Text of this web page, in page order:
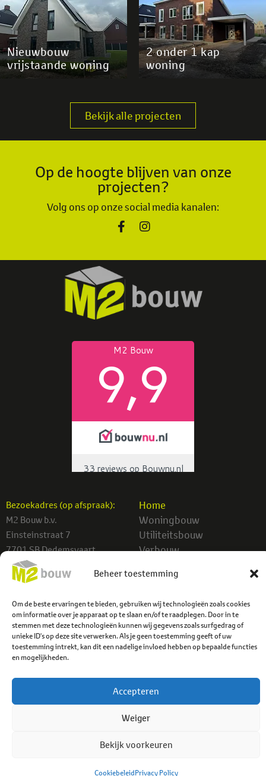
Beheer toestemming
Om de beste ervaringen te bieden, gebruiken wij technologieën zoals cookies
om informatie over je apparaat op te slaan en/of te raadplegen. Door in te
stemmen met deze technologieën kunnen wij gegevens zoals surfgedrag of
unieke ID's op deze site verwerken. Als je geen toestemming geeft of uw
toestemming intrekt, kan dit een nadelige invloed hebben op bepaalde functies
en mogelijkheden.
Accepteren
Weiger
Bekijk voorkeuren
CookiebeleidPrivacy Policy
Nieuwbouw
vrijstaande woning
2 onder 1 kap
woning
Bekijk alle projecten
Op de hoogte blijven van onze
projecten?
Volg ons op onze social media kanalen:
Bezoekadres (op afspraak):
M2 Bouw b.v.
Einsteinstraat 7
7701 SB Dedemsvaart
info@m2bouw.nl
Home
Woningbouw
Utiliteitsbouw
Verbouw
Contact
Privacybeleid
Algemene voorwaarden